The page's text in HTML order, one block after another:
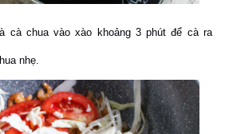
cà chua vào xào khoảng 3 phút để cà ra
nhẹ.